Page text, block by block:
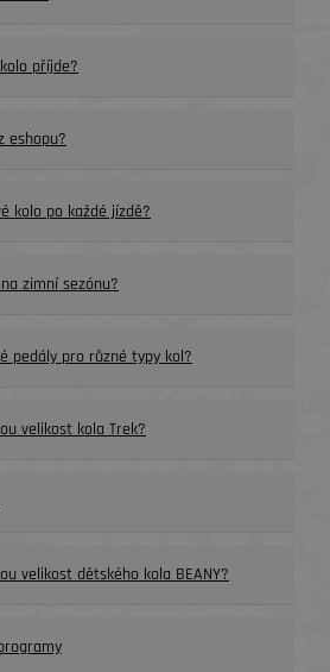
příjde?
eshopu?
kolo po každé jízdě?
zimní sezónu?
pedály pro různé typy kol?
velikost kola Trek?
velikost dětského kola BEANY?